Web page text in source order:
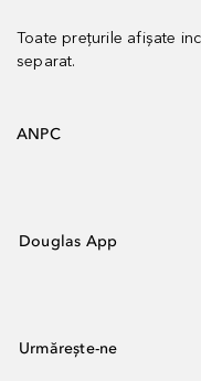
Toate prețurile afișate
separat.
ANPC
Douglas App
Urmărește-ne